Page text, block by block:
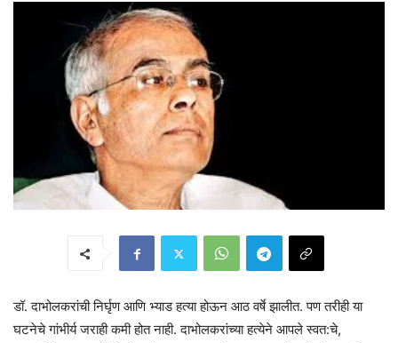
डॉ. दाभोलकरांची निर्घृण आणि भ्याड हत्या होऊन आठ वर्षे झालीत. पण तरीही या
घटनेचे गांभीर्य जराही कमी होत नाही. दाभोलकरांच्या हत्येने आपले स्वत:चे,